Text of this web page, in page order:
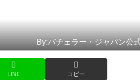
By:バチェラー・ジャパン公
LINE コピー